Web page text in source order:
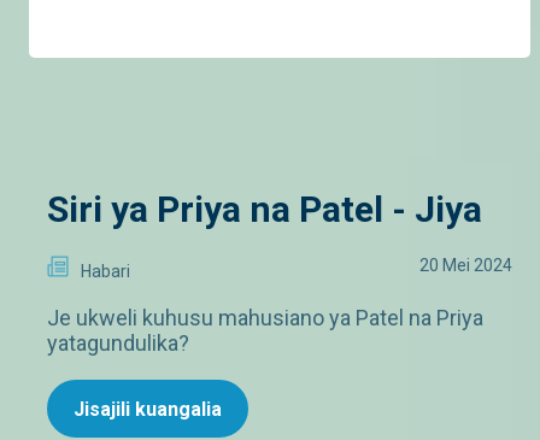
Siri ya Priya na Patel - Jiya
Habari 20 Mei 2024
Je ukweli kuhusu mahusiano ya Patel na Priya
yatagundulika?
Jisajili kuangalia